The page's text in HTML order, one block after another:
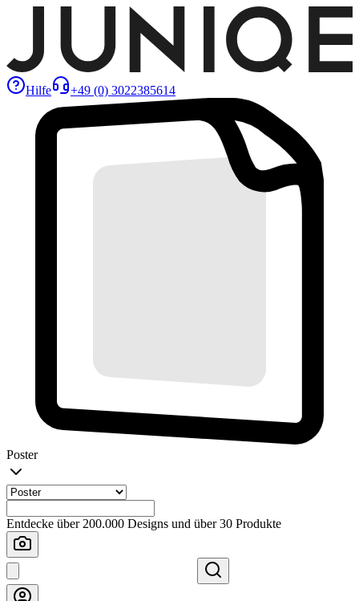
Hilfe +49 (0) 3022385614
Poster
Entdecke über 200.000 Designs und über 30 Produkte